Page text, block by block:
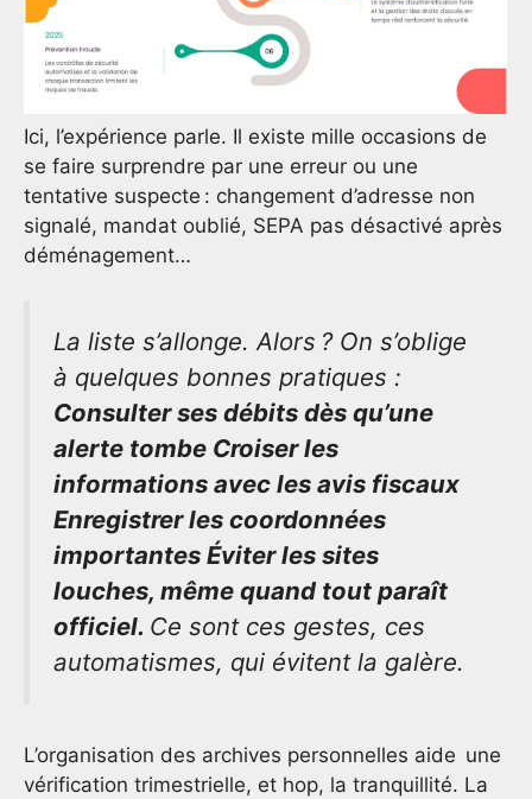
Ici, l’expérience parle. Il existe mille occasions de
se faire surprendre par une erreur ou une
tentative suspecte : changement d’adresse non
signalé, mandat oublié, SEPA pas désactivé après
déménagement…
La liste s’allonge. Alors ? On s’oblige
à quelques bonnes pratiques :
Consulter ses débits dès qu’une
alerte tombe Croiser les
informations avec les avis fiscaux
Enregistrer les coordonnées
importantes Éviter les sites
louches, même quand tout paraît
officiel. Ce sont ces gestes, ces
automatismes, qui évitent la galère.
L’organisation des archives personnelles aide une
vérification trimestrielle, et hop, la tranquillité. La